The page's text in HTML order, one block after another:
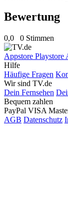
Bewertung
0,0 0 Stimmen
Appstore Playstore
Hilfe
Häufige Fragen
Wir sind TV.de
Dein Fernsehen
Bequem zahlen
PayPal VISA
AGB Datenschutz